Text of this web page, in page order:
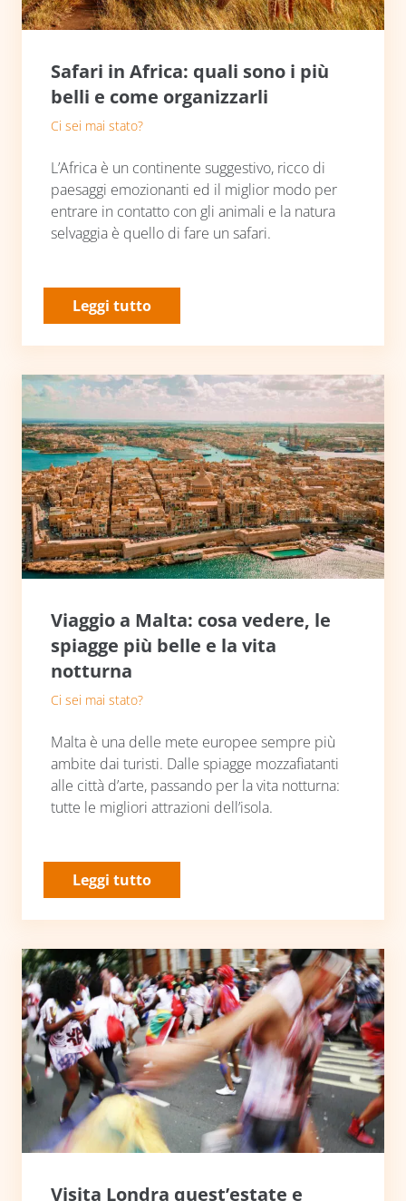
Safari in Africa: quali sono i più
belli e come organizzarli
Ci sei mai stato?
L’Africa è un continente suggestivo, ricco di
paesaggi emozionanti ed il miglior modo per
entrare in contatto con gli animali e la natura
selvaggia è quello di fare un safari.
Leggi tutto
Viaggio a Malta: cosa vedere, le
spiagge più belle e la vita
notturna
Ci sei mai stato?
Malta è una delle mete europee sempre più
ambite dai turisti. Dalle spiagge mozzafiatanti
alle città d’arte, passando per la vita notturna:
tutte le migliori attrazioni dell’isola.
Leggi tutto
Visita Londra quest’estate e